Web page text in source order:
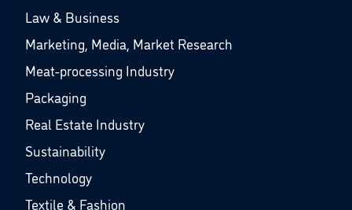
Law & Business
Marketing, Media, Market Research
Meat-processing Industry
Packaging
Real Estate Industry
Sustainability
Technology
Textile & Fashion